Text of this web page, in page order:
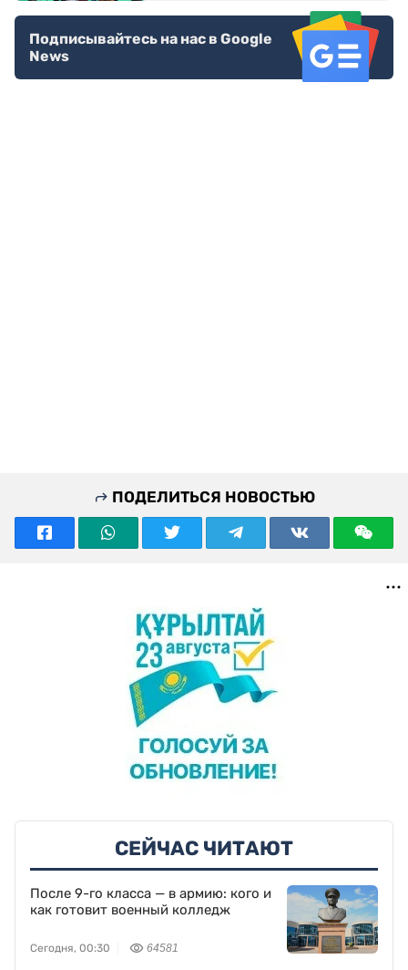
Подписывайтесь на нас в Google
News
ПОДЕЛИТЬСЯ НОВОСТЬЮ
СЕЙЧАС ЧИТАЮТ
После 9-го класса — в армию: кого и
как готовит военный колледж
Сегодня, 00:30 64581